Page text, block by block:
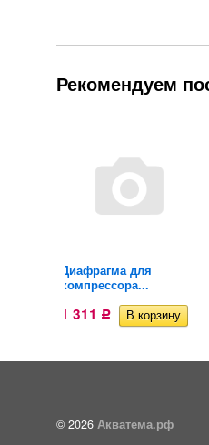
Рекомендуем
Диафрагма для
компрессора...
1 311 Р
© 2026 Акватема.рф